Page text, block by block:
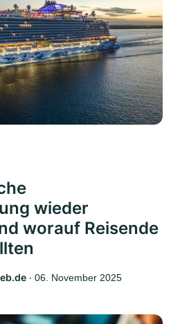
wieder
worauf Reisende
‧ 06. November 2025